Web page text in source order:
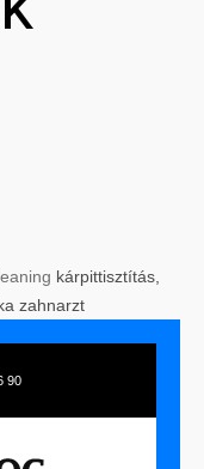
kárpittisztítás,
zahnarzt
90